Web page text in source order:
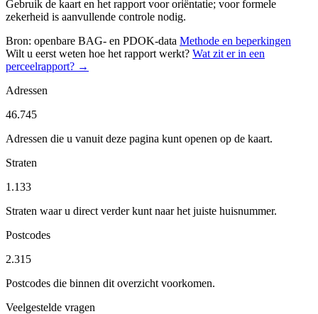
Gebruik de kaart en het rapport voor oriëntatie; voor formele
zekerheid is aanvullende controle nodig.
Bron: openbare BAG- en PDOK-data Methode en beperkingen
Wilt u eerst weten hoe het rapport werkt? Wat zit er in een
perceelrapport? →
Adressen
46.745
Adressen die u vanuit deze pagina kunt openen op de kaart.
Straten
1.133
Straten waar u direct verder kunt naar het juiste huisnummer.
Postcodes
2.315
Postcodes die binnen dit overzicht voorkomen.
Veelgestelde vragen